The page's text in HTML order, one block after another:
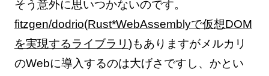
そう意外に思いつかないのです。
fitzgen/dodrio(Rust*WebAssemblyで仮想DOM
を実現するライブラリ )もありますがメルカリ
のWebに導入するのは大げさですし、かとい